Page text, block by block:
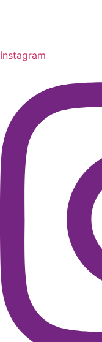
Instagram